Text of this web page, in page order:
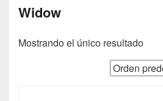
Widow
Mostrando el único resultado